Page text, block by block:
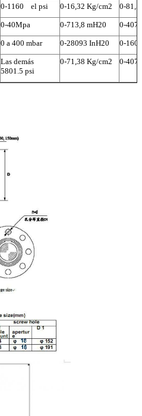
0-1160 el psi 0-16,32 Kg/cm2 0-
0-40Mpa 0-713,8 mH20 0-
0 a 400 mbar 0-28093 InH20 0-
Las demás
5801.5 psi
0-71,38 Kg/cm2 0-